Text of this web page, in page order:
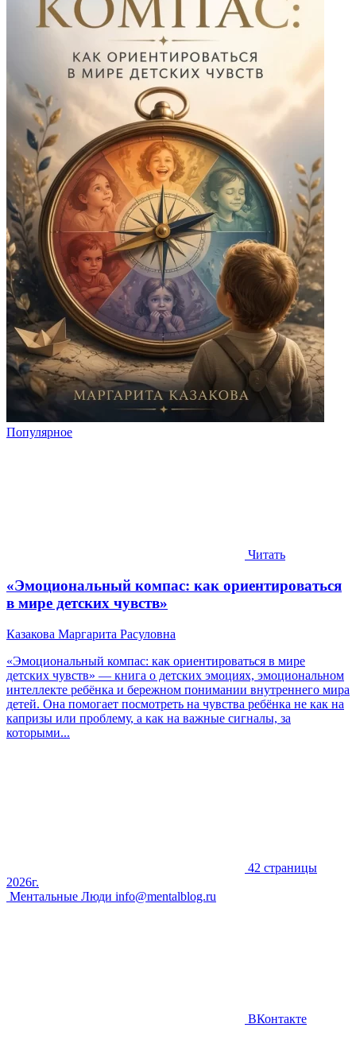
Популярное
Читать
«Эмоциональный компас: как ориентироваться
в мире детских чувств»
Казакова Маргарита Расуловна
«Эмоциональный компас: как ориентироваться в мире
детских чувств» — книга о детских эмоциях, эмоциональном
интеллекте ребёнка и бережном понимании внутреннего мира
детей. Она помогает посмотреть на чувства ребёнка не как на
капризы или проблему, а как на важные сигналы, за
которыми...
42 страницы
2026г.
Ментальные Люди info@mentalblog.ru
ВКонтакте